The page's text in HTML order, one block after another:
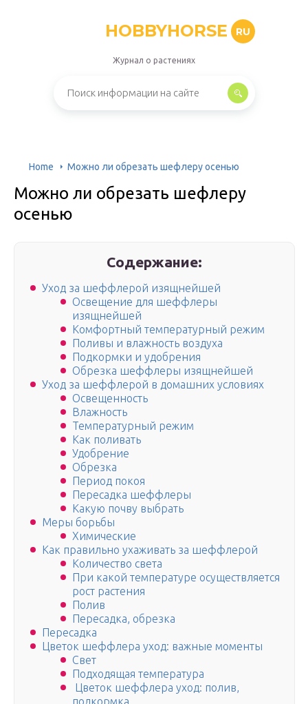
HOBBYHORSE RU
Журнал о растениях
Home Можно ли обрезать шефлеру осенью
Можно ли обрезать шефлеру
осенью
Содержание:
Уход за шеффлерой изящнейшей
Освещение для шеффлеры
изящнейшей
Комфортный температурный режим
Поливы и влажность воздуха
Подкормки и удобрения
Обрезка шеффлеры изящнейшей
Уход за шеффлерой в домашних условиях
Освещенность
Влажность
Температурный режим
Как поливать
Удобрение
Обрезка
Период покоя
Пересадка шеффлеры
Какую почву выбрать
Меры борьбы
Химические
Как правильно ухаживать за шеффлерой
Количество света
При какой температуре осуществляется
рост растения
Полив
Пересадка, обрезка
Пересадка
Цветок шеффлера уход: важные моменты
Свет
Подходящая температура
Цветок шеффлера уход: полив,
подкормка